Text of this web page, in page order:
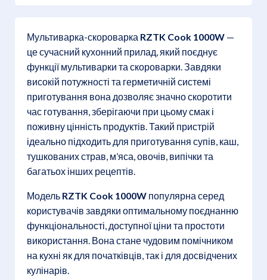
Мультиварка-скороварка RZTK Cook 1000W —
це сучасний кухонний прилад, який поєднує
функції мультиварки та скороварки. Завдяки
високій потужності та герметичній системі
приготування вона дозволяє значно скоротити
час готування, зберігаючи при цьому смак і
поживну цінність продуктів. Такий пристрій
ідеально підходить для приготування супів, каш,
тушкованих страв, м’яса, овочів, випічки та
багатьох інших рецептів.
Модель RZTK Cook 1000W популярна серед
користувачів завдяки оптимальному поєднанню
функціональності, доступної ціни та простоти
використання. Вона стане чудовим помічником
на кухні як для початківців, так і для досвідчених
кулінарів.